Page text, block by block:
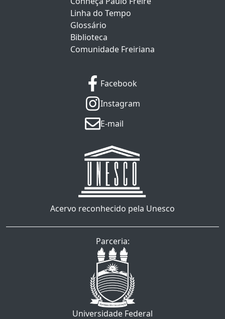
Linha do Tempo
Glossário
Biblioteca
Comunidade Freiriana
Facebook
Instagram
E-mail
Acervo reconhecido pela Unesco
Parceria:
Universidade Federal